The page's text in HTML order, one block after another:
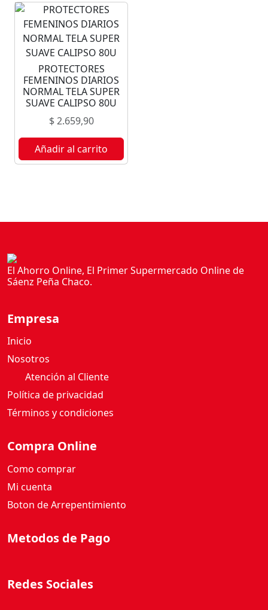
PROTECTORES
FEMENINOS DIARIOS
NORMAL TELA SUPER
SUAVE CALIPSO 80U
$2.659,90
Añadir al carrito
El Ahorro Online, El Primer Supermercado Online de
Sáenz Peña Chaco.
Empresa
Inicio
Nosotros
Atención al Cliente
Política de privacidad
Términos y condiciones
Compra Online
Como comprar
Mi cuenta
Boton de Arrepentimiento
Metodos de Pago
Redes Sociales